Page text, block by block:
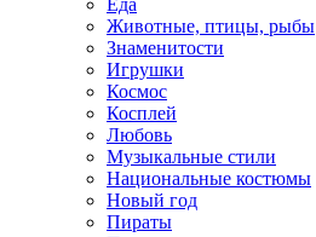
Еда
Животные, птицы, рыбы
Знаменитости
Игрушки
Космос
Косплей
Любовь
Музыкальные стили
Национальные костюмы
Новый год
Пираты